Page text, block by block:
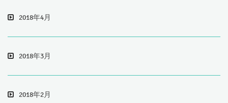
2018年4月
2018年3月
2018年2月